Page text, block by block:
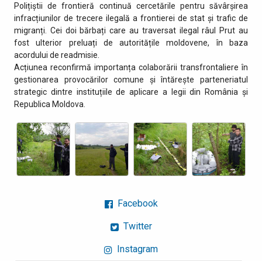
Polițiștii de frontieră continuă cercetările pentru săvârșirea
infracțiunilor de trecere ilegală a frontierei de stat și trafic de
migranți. Cei doi bărbați care au traversat ilegal râul Prut au
fost ulterior preluați de autoritățile moldovene, în baza
acordului de readmisie.
Acțiunea reconfirmă importanța colaborării transfrontaliere în
gestionarea provocărilor comune și întărește parteneriatul
strategic dintre instituțiile de aplicare a legii din România și
Republica Moldova.
Facebook
Twitter
Instagram